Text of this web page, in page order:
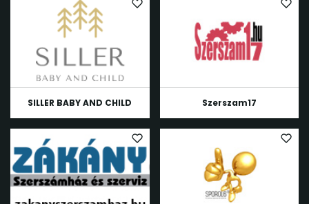
SILLER BABY AND CHILD Szerszam17